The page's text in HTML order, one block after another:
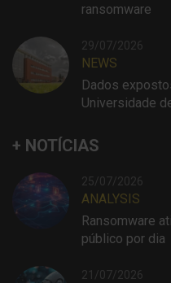
ransomware
29/07/2026
NEWS
Dados
Universidade
+ NOTÍCIAS
25/07/2026
ANALYSIS
Ransomware
público por dia
21/07/2026